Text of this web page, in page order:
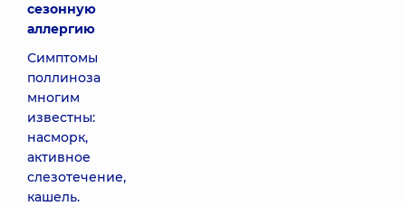
сезонную
аллергию
Симптомы
поллиноза
многим
известны:
насморк,
активное
слезотечение,
кашель.